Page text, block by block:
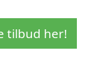
tilbud her!